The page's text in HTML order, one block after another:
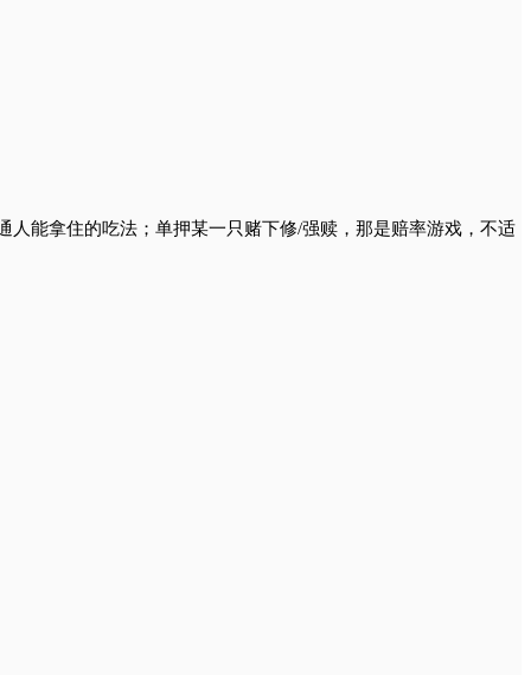
能拿住的吃法；单押某一只赌下修/强赎，那是赔率游戏，不适